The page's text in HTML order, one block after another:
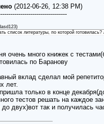
(2012-06-26, 12:38 PM)
)
список литературы, по которой
очень много книжек с
по Баранову
вклад сделал мой
лет.
только в конце
тестов решать на каждое
двух)вот так и получилась